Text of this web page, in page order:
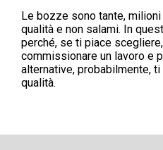
Le bozze sono tante,
qualità e non salami. In
perché, se ti piace
commissionare un lavoro e
alternative, probabilmente,
qualità.